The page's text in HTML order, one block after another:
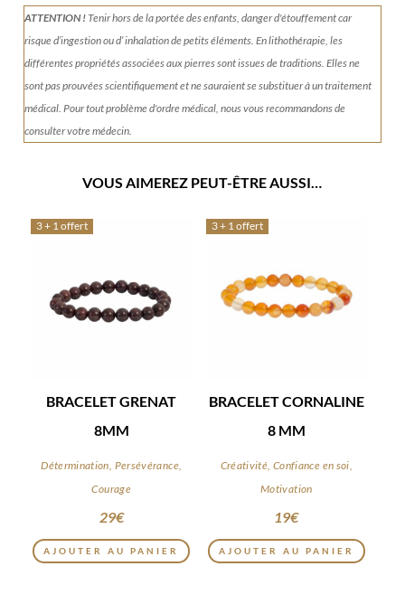
Déméter
ATTENTION !Tenirhors de la portée des enfants, danger d'étouffement car
risque d’ingestion ou d’ inhalation de petits éléments.En lithothérapie, les
différentes propriétés associées aux pierres sont issues de traditions. Elles ne
sont pas prouvées scientifiquement et ne sauraient se substituer à un traitement
médical. Pour tout problème d'ordre médical, nous vous recommandons de
consulter votre médecin.
VOUS AIMEREZ PEUT-ÊTRE AUSSI…
3 + 1 offert
BRACELET GRENAT
8MM
Détermination, Persévérance,
Courage
29€
AJOUTER AU PANIER
3 + 1 offert
BRACELET CORNALINE
8 MM
Créativité, Confiance en soi,
Motivation
19€
AJOUTER AU PANIER